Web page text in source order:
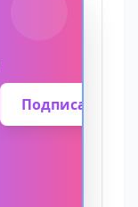
Подписаться